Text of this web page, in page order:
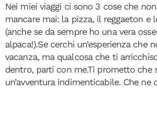
Nei miei viaggi ci sono 3 cose che
mancare mai: la pizza, il reggaeton e
(anche se da sempre ho una vera
alpaca!).Se cerchi un’esperienza che
vacanza, ma qualcosa che ti
dentro, parti con me.Ti prometto che
un’avventura indimenticabile. Che ne